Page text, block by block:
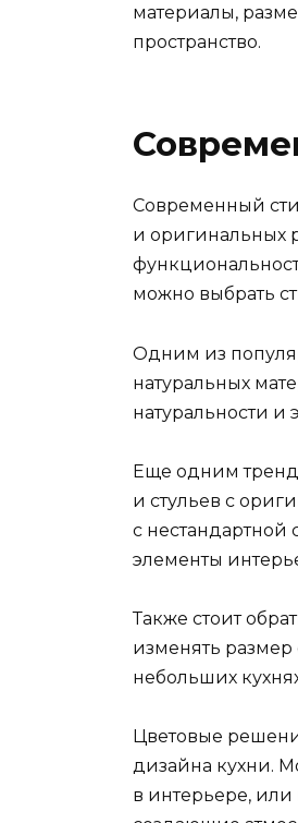
материалы,
пространство.
Современный
и оригинальных
можно выбрать
Одним из
натуральных
натуральности и
Еще одним
и стульев с
с
элементы
Также стоит
изменять размер
небольших
Цветовые
дизайна кухни.
в интерьере,